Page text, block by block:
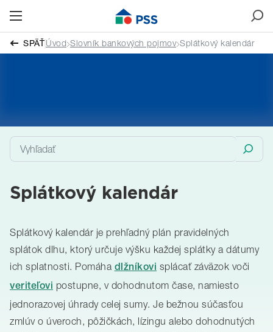
SPÄŤÚvod Slovník bankových pojmov Splátkový kalendár
Splátkový kalendár
Splátkový kalendár je prehľadný plán pravidelných
splátok dlhu, ktorý určuje výšku každej splátky a dátumy
ich splatnosti. Pomáha dlžníkovi splácať záväzok voči
veriteľovi postupne, v dohodnutom čase, namiesto
jednorazovej úhrady celej sumy. Je bežnou súčasťou
zmlúv o úveroch, pôžičkách, lízingu alebo dohodnutých